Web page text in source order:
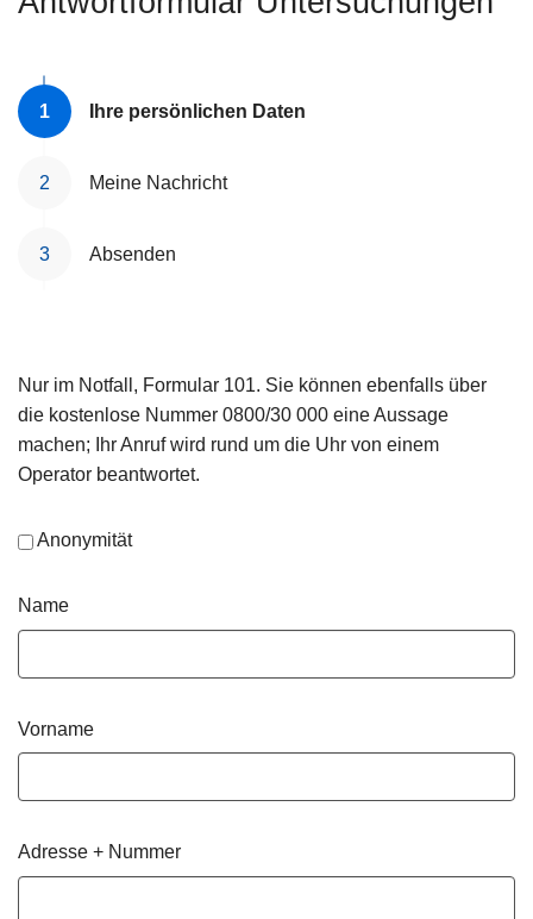
Ihre persönlichen Daten
Meine Nachricht
Absenden
Nur im Notfall, Formular 101. Sie können ebenfalls über
die kostenlose Nummer 0800/30 000 eine Aussage
machen; Ihr Anruf wird rund um die Uhr von einem
Operator beantwortet.
Anonymität
Name
Vorname
Adresse + Nummer